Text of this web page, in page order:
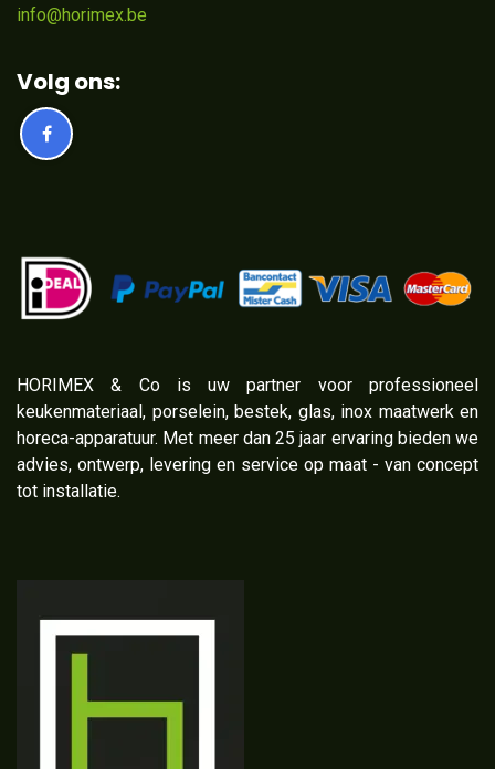
info@horimex.be
Volg ons:
​HORIMEX & Co is uw partner voor professioneel
keukenmateriaal, porselein, bestek, glas, inox maatwerk en
horeca-apparatuur. Met meer dan 25 jaar ervaring bieden we
advies, ontwerp, levering en service op maat - van concept
tot installatie.